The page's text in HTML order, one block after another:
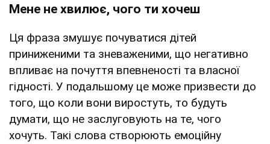
Мене не хвилює, чого ти хочеш
Ця фраза змушує почуватися дітей
приниженими та зневаженими, що негативно
впливає на почуття впевненості та власної
гідності. У подальшому це може призвести до
того, що коли вони виростуть, то будуть
думати, що не заслуговують на те, чого
хочуть. Такі слова створюють емоційну